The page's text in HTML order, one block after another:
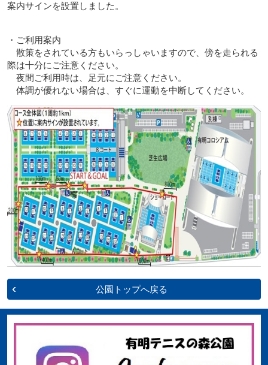
案内サインを設置しました。
・ご利用案内
散策をされている方もいらっしゃいますので、傍を走られる
際は十分にご注意ください。
夜間ご利用時は、足元にご注意ください。
体調が優れない場合は、すぐに運動を中断してください。
公園トップへ戻る